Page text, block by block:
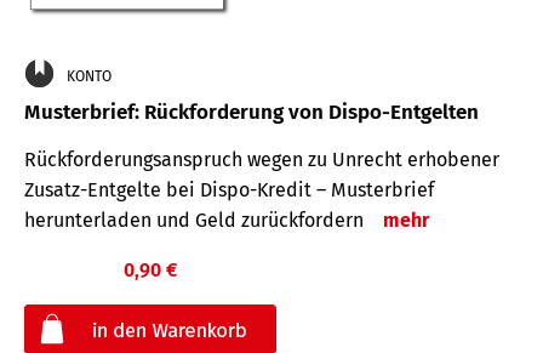
KONTO
Musterbrief: Rückforderung von Dispo-Entgelten
Rückforderungsanspruch wegen zu Unrecht erhobener
Zusatz-Entgelte bei Dispo-Kredit – Musterbrief
herunterladen und Geld zurückfordern
mehr
0,90 €